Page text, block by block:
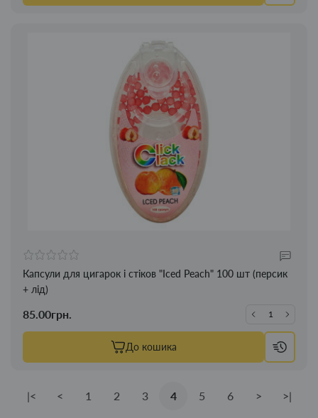
Капсули для цигарок і стіков "Iced Peach" 100 шт (персик
+ лід)
85.00грн.
До кошика
|< < 1 2 3 4 5 6 > >|